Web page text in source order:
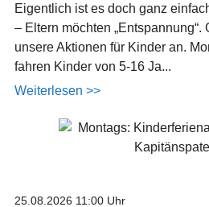
Eigentlich ist es doch ganz
– Eltern möchten „Entspannung“.
unsere Aktionen für Kinder an.
fahren Kinder von 5-16 Ja...
Weiterlesen >>
25.08.2026 11:00 Uhr